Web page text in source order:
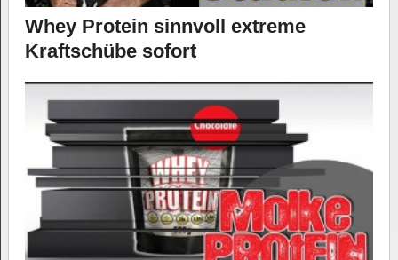
Whey Protein sinnvoll extreme
Kraftschübe sofort